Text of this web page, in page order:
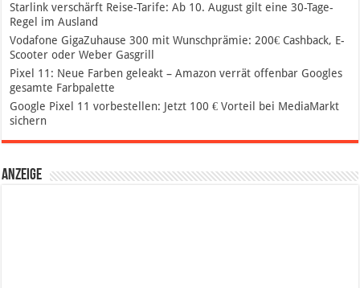
Starlink verschärft Reise-Tarife: Ab 10. August gilt eine 30-Tage-
Regel im Ausland
Vodafone GigaZuhause 300 mit Wunschprämie: 200€ Cashback, E-
Scooter oder Weber Gasgrill
Pixel 11: Neue Farben geleakt – Amazon verrät offenbar Googles
gesamte Farbpalette
Google Pixel 11 vorbestellen: Jetzt 100 € Vorteil bei MediaMarkt
sichern
Anzeige